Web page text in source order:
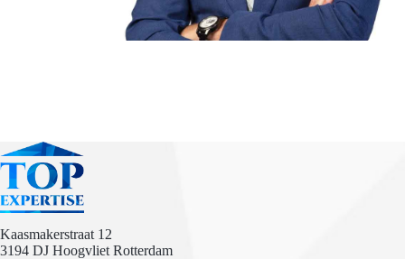
Kaasmakerstraat 12
3194 DJ Hoogvliet Rotterdam